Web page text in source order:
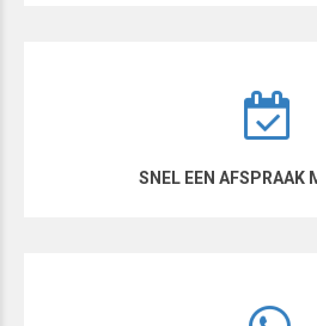
SNEL EEN AFSPRAAK